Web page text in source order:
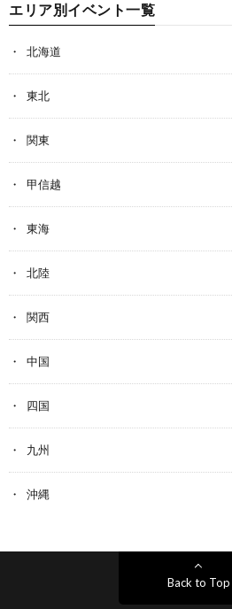
エリア別イベント一覧
北海道
東北
関東
甲信越
東海
北陸
関西
中国
四国
九州
沖縄
Back to Top